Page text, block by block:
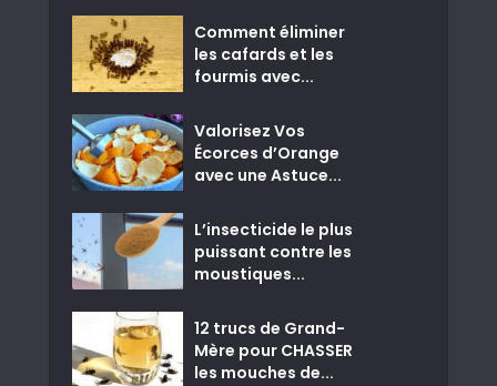
Comment éliminer
les cafards et les
fourmis avec...
Valorisez Vos
Écorces d’Orange
avec une Astuce...
L’insecticide le plus
puissant contre les
moustiques...
12 trucs de Grand-
Mère pour CHASSER
les mouches de...